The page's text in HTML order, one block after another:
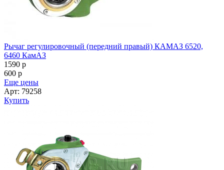
Рычаг регулировочный (передний правый) КАМАЗ 6520,
6460 КамАЗ
1590 p
600 p
Еще цены
Арт: 79258
Купить